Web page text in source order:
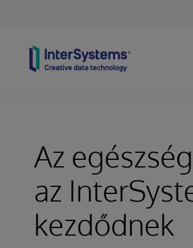
Az
az
kezdődnek